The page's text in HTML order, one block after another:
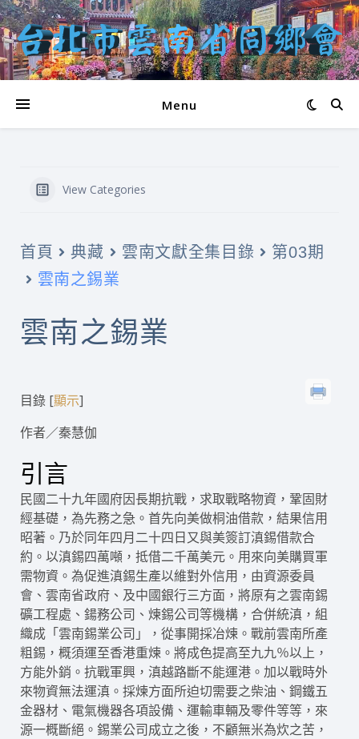
Menu
View Categories
首頁 典藏 雲南文獻全集目錄 第03期
雲南之錫業
雲南之錫業
目錄 [顯示]
作者／秦慧伽
引言
民國二十九年國府因長期抗戰，求取戰略物資，鞏固財
經基礎，為先務之急。首先向美做桐油借款，結果信用
昭著。乃於同年四月二十四日又與美簽訂滇錫借款合
約。以滇錫四萬噸，抵借二千萬美元。用來向美購買軍
需物資。為促進滇錫生產以維對外信用，由資源委員
會、雲南省政府、及中國銀行三方面，將原有之雲南錫
礦工程處、鍚務公司、煉錫公司等機構，合併統滇，組
織成「雲南錫業公司」，從事開採冶煉。戰前雲南所產
粗錫，概須運至香港重煉。將成色提高至九九％以上，
方能外銷。抗戰軍興，滇越路斷不能運港。加以戰時外
來物資無法運滇。採煉方面所迫切需要之柴油、鋼鐵五
金器材、電氣機器各項設備、運輸車輛及零件等等，來
源一概斷絕。錫業公司成立之後，不顧無米為炊之苦，